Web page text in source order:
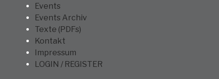
Events
Events Archiv
Texte (PDFs)
Kontakt
Impressum
LOGIN / REGISTER